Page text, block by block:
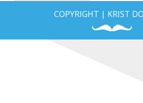
COPYRIGHT | KRIST